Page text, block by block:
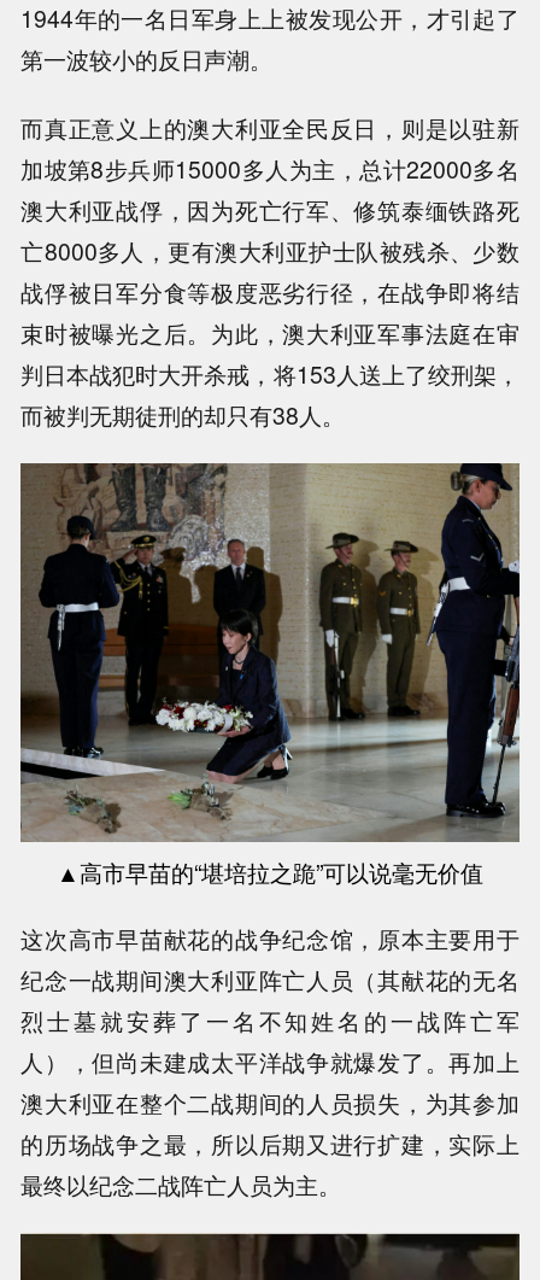
1944年的一名日军身上上被发现公开，才引起了
第一波较小的反日声潮。
而真正意义上的澳大利亚全民反日，则是以驻新
加坡第8步兵师15000多人为主，总计22000多名
澳大利亚战俘，因为死亡行军、修筑泰缅铁路死
亡8000多人，更有澳大利亚护士队被残杀、少数
战俘被日军分食等极度恶劣行径，在战争即将结
束时被曝光之后。为此，澳大利亚军事法庭在审
判日本战犯时大开杀戒，将153人送上了绞刑架，
而被判无期徒刑的却只有38人。
▲高市早苗的“堪培拉之跪”可以说毫无价值
这次高市早苗献花的战争纪念馆，原本主要用于
纪念一战期间澳大利亚阵亡人员（其献花的无名
烈士墓就安葬了一名不知姓名的一战阵亡军
人），但尚未建成太平洋战争就爆发了。再加上
澳大利亚在整个二战期间的人员损失，为其参加
的历场战争之最，所以后期又进行扩建，实际上
最终以纪念二战阵亡人员为主。